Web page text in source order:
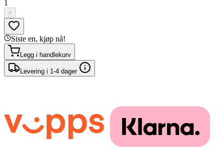
1
+
Siste en, kjøp nå!
Legg i handlekurv
Levering i 1-4 dager